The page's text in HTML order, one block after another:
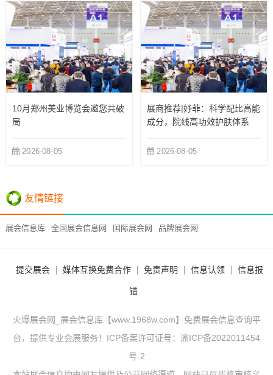
10月郑州美业博览会邀您共破
局
2026-08-05
展商推荐|妤菲：科学配比高能
成分，院线高功效护肤体系
2026-08-05
友情链接
展会信息库 全国展会信息网 国际展会网 品牌展会网
提交展会 媒体互换免费合作 免责声明 信息认领 信息报
错
火爆展会网_展会信息库【www.1968w.com】免费展会信息查询平
台，提供专业会展服务！ICP备案许可证号： 渝ICP备2022011454
号-2